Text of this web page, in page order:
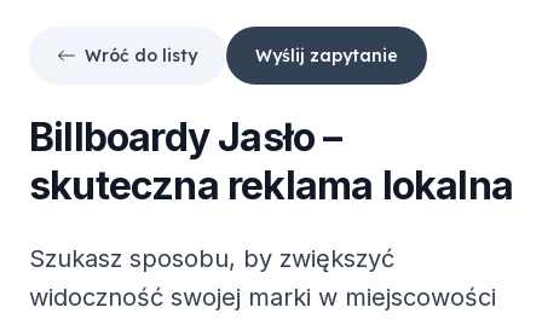
Wróć do listy Wyślij zapytanie
BillboardyJasło–
skuteczna reklama lokalna
Szukasz sposobu, by zwiększyć
widoczność swojej marki w miejscowości